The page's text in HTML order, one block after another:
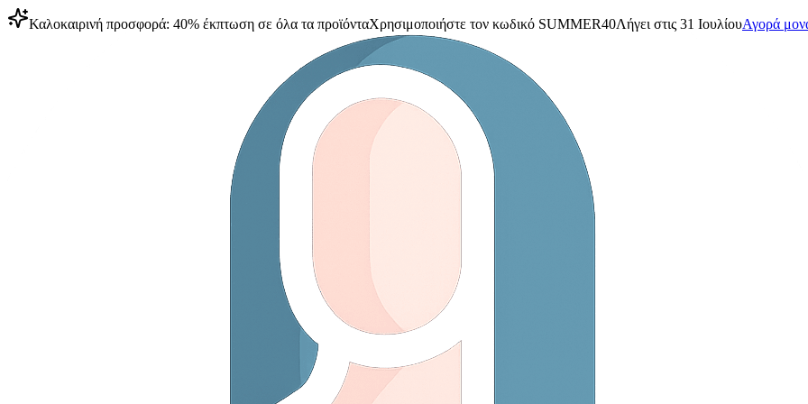
Καλοκαιρινή προσφορά: 40% έκπτωση σε όλα τα προϊόνταΧρησιμοποιήστε τον κωδικό SUMMER40Λήγει στις 31 ΙουλίουΑγορά